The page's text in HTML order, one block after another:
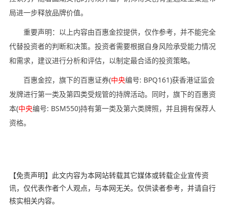
局进一步释放品牌价值。
重要声明：以上内容由百惠金控提供，仅作参考，并不能完全
代替投资者的判断和决策。投资者需要根据自身风险承受能力情况
和需求，建议进行分析和评估，以制定最合适的投资策略。
百惠金控，旗下的百惠证券(中央编号: BPQ161)获香港证监会
发牌进行第一类及第四类受规管的持牌活动。同时，旗下的百惠资
本(中央编号: BSM550)持有第一类及第六类牌照，并且拥有保荐人
资格。
【免责声明】此文内容为本网站转载其它媒体或转载企业宣传资
讯，仅代表作者个人观点，与本网无关。仅供读者参考，并请自行
核实相关内容。